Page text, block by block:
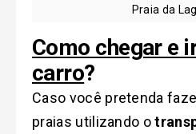
Praia da
Como chegar e
carro?
Caso você pretenda
praias utilizando o